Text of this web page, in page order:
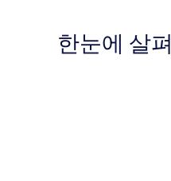
한눈에 살